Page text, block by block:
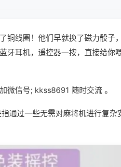
铜线圈！他们早就换了磁力骰子
牙耳机，遥控器一按，直接给你
微信号; kkss8691 随时交流 。
通过一些无需对麻将机进行复杂